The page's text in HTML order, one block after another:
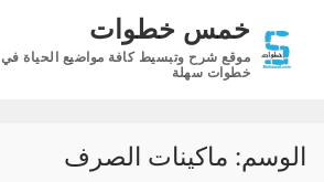
المحتوى
خمس خطوات
موقع شرح وتبسيط كافة مواضيع الحياة في
خطوات سهلة
الوسم: ماكينات الصرف